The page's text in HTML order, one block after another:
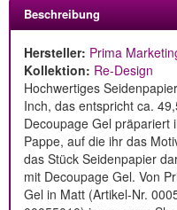
Beschreibung
Hersteller: Prima
Kollektion: Re-Design
Hochwertiges
Inch, das entspricht ca.
Decoupage Gel präpariert
Pappe, auf die ihr das
das Stück Seidenpapier
mit Decoupage Gel. Von
Gel in Matt (Artikel-Nr.